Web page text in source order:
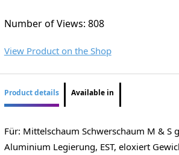
Number of Views: 808
View Product on the Shop
Product details Available in
Für: Mittelschaum Schwerschaum M & S
Aluminium Legierung, EST, eloxiert